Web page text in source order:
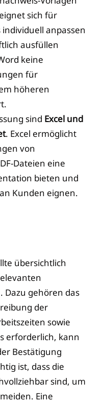
sich für
individuell anpassen
ausfüllen
keine
für
höheren
sind Excel und
. Excel ermöglicht
von
Dateien eine
bieten und
Kunden eignen.
übersichtlich
gehören das
der
sowie
erforderlich, kann
Bestätigung
ist, dass die
sind, um
Eine